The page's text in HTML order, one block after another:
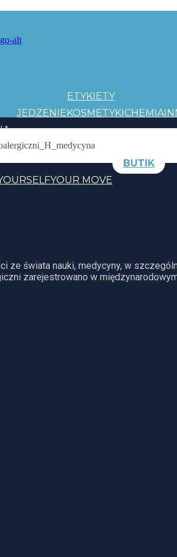
ETYKIETY
JEDZENIEKOSMETYKICHEMIA
YOUR MOVE
BUTIK
ze świata nauki, medycyny, w
zarejestrowano w